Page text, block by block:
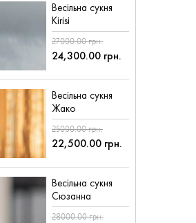
Весільна сукня
Kirisi
27000.00 грн.
24,300.00 грн.
Весільна сукня
Жако
25000.00 грн.
22,500.00 грн.
Весільна сукня
Сюзанна
28000.00 грн.